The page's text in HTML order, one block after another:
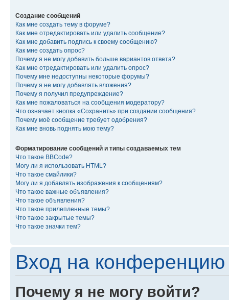
Создание сообщений
Как мне создать тему в форуме?
Как мне отредактировать или удалить сообщение?
Как мне добавить подпись к своему сообщению?
Как мне создать опрос?
Почему я не могу добавить больше вариантов ответа?
Как мне отредактировать или удалить опрос?
Почему мне недоступны некоторые форумы?
Почему я не могу добавлять вложения?
Почему я получил предупреждение?
Как мне пожаловаться на сообщения модератору?
Что означает кнопка «Сохранить» при создании сообщения?
Почему моё сообщение требует одобрения?
Как мне вновь поднять мою тему?
Форматирование сообщений и типы создаваемых тем
Что такое BBCode?
Могу ли я использовать HTML?
Что такое смайлики?
Могу ли я добавлять изображения к сообщениям?
Что такое важные объявления?
Что такое объявления?
Что такое прилепленные темы?
Что такое закрытые темы?
Что такое значки тем?
Вход на конференцию
Почему я не могу войти?